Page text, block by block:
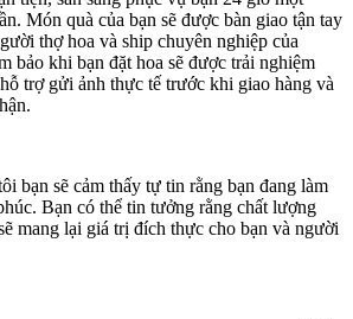
Món quà của bạn sẽ được bàn giao tận tay
thợ hoa và ship chuyên nghiệp của
bảo khi bạn đặt hoa sẽ được trải nghiệm
trợ gửi ảnh thực tế trước khi giao hàng và
bạn sẽ cảm thấy tự tin rằng bạn đang làm
Bạn có thể tin tưởng rằng chất lượng
mang lại giá trị đích thực cho bạn và người